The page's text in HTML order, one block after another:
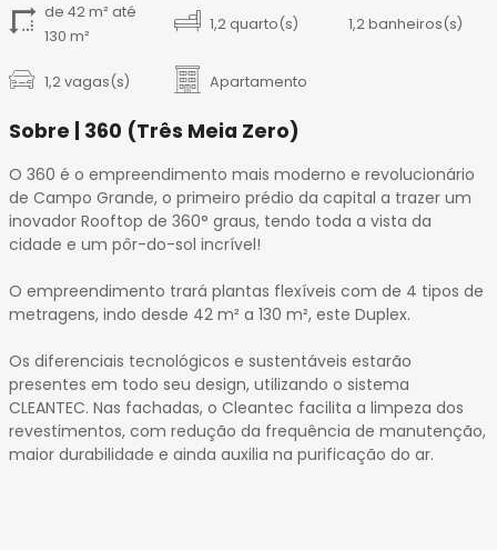
11
13
15
16
17
19
21
22
23
24
25
de 42 m² até
130 m²
1,2 quarto(s) 1,2 banheiros(s)
1,2 vagas(s) Apartamento
Sobre | 360 (Três Meia Zero)
O 360 é o empreendimento mais moderno e revolucionário
de Campo Grande, o primeiro prédio da capital a trazer um
inovador Rooftop de 360° graus, tendo toda a vista da
cidade e um pôr-do-sol incrível!
O empreendimento trará plantas flexíveis com de 4 tipos de
metragens, indo desde 42 m² a 130 m², este Duplex.
Os diferenciais tecnológicos e sustentáveis estarão
presentes em todo seu design, utilizando o sistema
CLEANTEC. Nas fachadas, o Cleantec facilita a limpeza dos
revestimentos, com redução da frequência de manutenção,
maior durabilidade e ainda auxilia na purificação do ar.